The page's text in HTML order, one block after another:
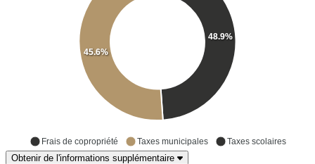
48.9%
45.6%
Frais de copropriété Taxes municipales Taxes scolaires
Obtenir de l'informations supplémentaire